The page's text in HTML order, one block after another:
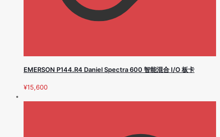
EMERSON P144.R4 Daniel Spectra 600 智能混合 I/O 板卡
¥15,600